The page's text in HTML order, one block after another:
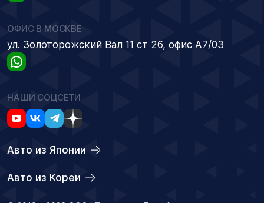
ОФИС В МОСКВЕ
ул. Золоторожский Вал 11 ст 26, офис А7/03
НАШИ СОЦСЕТИ
Авто из Японии
Авто из Кореи